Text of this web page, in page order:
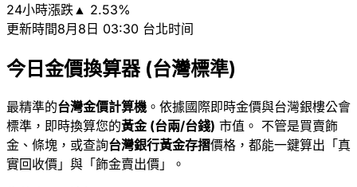
24小時漲跌 ▲ 2.53%
更新時間8月8日 03:30 台北时间
今日金價換算器 (台灣標準)
最精準的台灣金價計算機 。依據國際即時金價與台灣銀樓公會
標準，即時換算您的黃金 (台兩/台錢) 市值。 不管是買賣飾
金、條塊，或查詢台灣銀行黃金存摺價格，都能一鍵算出「真
實回收價」與「飾金賣出價」。